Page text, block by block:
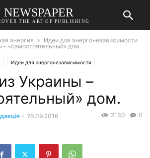
NEWSPAPER
THE ART OF PUBLISHING
энергия
Идеи для энергонезависимости
– «самостоятельный» дом.
Идеи для энергонезависимости
Украины –
дом.
- 26.09.2016 0
2130